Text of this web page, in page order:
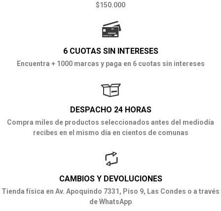
$150.000
6 CUOTAS SIN INTERESES
Encuentra + 1000 marcas y paga en 6 cuotas sin intereses
DESPACHO 24 HORAS
Compra miles de productos seleccionados antes del mediodía
recibes en el mismo día en cientos de comunas
CAMBIOS Y DEVOLUCIONES
Tienda física en Av. Apoquindo 7331, Piso 9, Las Condes o a través
de WhatsApp